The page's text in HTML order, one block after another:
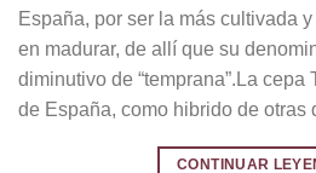
España, por ser la más cultivada
en madurar, de allí que su
diminutivo de “temprana”.La
de España, como hibrido de
CONTINUAR